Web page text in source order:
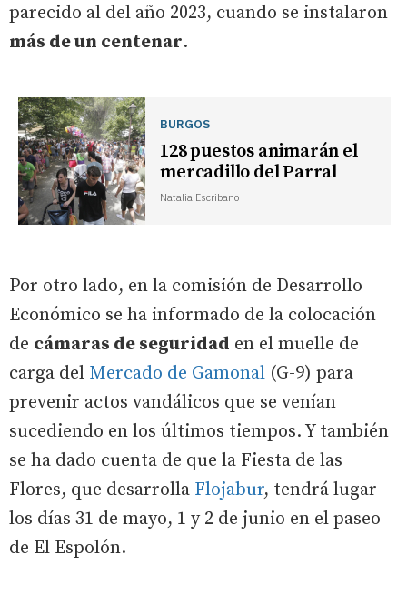
parecido al del año 2023, cuando se instalaron
más de un centenar.
BURGOS
128 puestos animarán el
mercadillo del Parral
Natalia Escribano
Por otro lado, en la comisión de Desarrollo
Económico se ha informado de la colocación
de cámaras de seguridad en el muelle de
carga del Mercado de Gamonal (G-9) para
prevenir actos vandálicos que se venían
sucediendo en los últimos tiempos. Y también
se ha dado cuenta de que la Fiesta de las
Flores, que desarrolla Flojabur, tendrá lugar
los días 31 de mayo, 1 y 2 de junio en el paseo
de El Espolón.